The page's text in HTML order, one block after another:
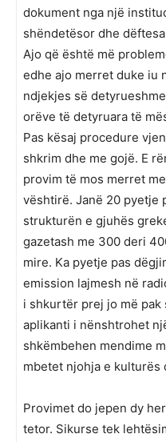
dokument nga një
shëndetësor dhe
Ajo që është më
edhe ajo merret duke iu
ndjekjes së
orëve të detyruara të
Pas kësaj procedure
shkrim dhe me gojë. E
provim të mos merret
vështirë. Janë 20 pyetje
strukturën e gjuhës
gazetash me 300 deri
mire. Ka pyetje pas
emission lajmesh në
i shkurtër prej jo më pak
aplikanti i nënshtrohet
shkëmbehen mendime
mbetet njohja e kulturës
Provimet do jepen dy
tetor. Sikurse tek